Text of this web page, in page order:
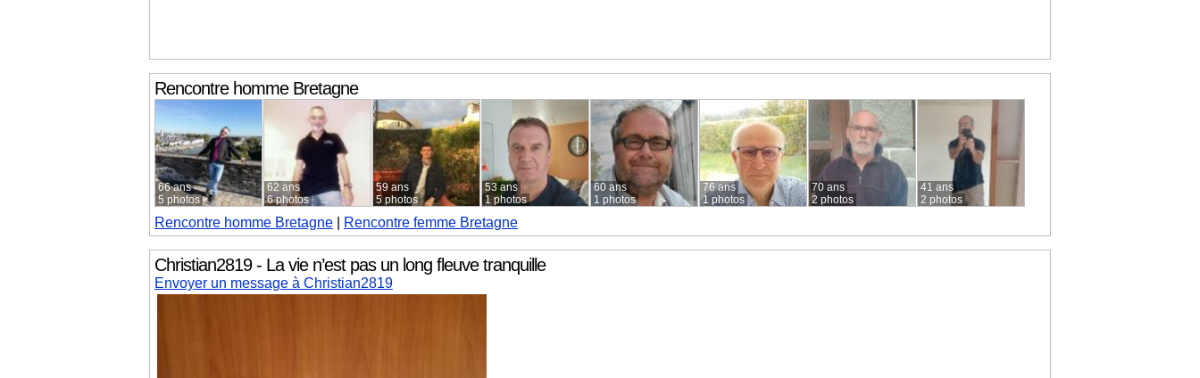
Rencontre hommeBretagne
66 ans
5 photos
62 ans
6 photos
59 ans
5 photos
53 ans
1 photos
60 ans
1 photos
76 ans
1 photos
70 ans
2 photos
41 ans
2 photos
Rencontre homme Bretagne Rencontre femme Bretagne
Christian2819 - La vie n’est pas un long fleuve tranquille
Envoyer un message à Christian2819